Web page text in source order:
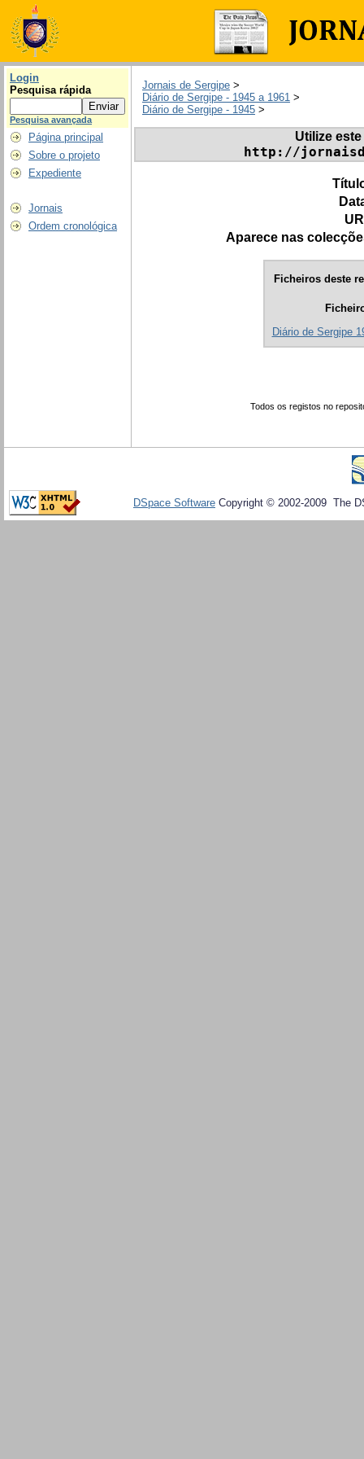
Login
Pesquisa rápida
Pesquisa avançada
Página principal
Sobre o projeto
Expediente
Jornais
Ordem cronológica
Jornais de Sergipe >
Diário de Sergipe - 1945 a 1961 >
Diário de Sergipe - 1945 >
Utilize
http://
Aparece nas
Ficheiros deste
Diário de Sergipe
Todos os registos no
DSpace Software Copyright © 2002-2009 The